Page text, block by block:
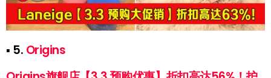
▪ 5. Origins